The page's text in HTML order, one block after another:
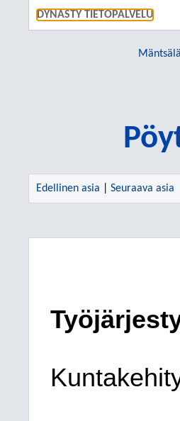
DYNASTY TIETOPALVELU
Edellinen asia Seuraava asia